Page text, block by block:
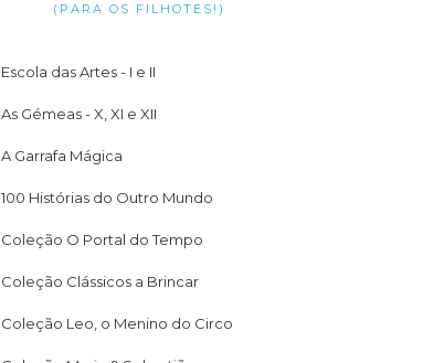
(PARA OS FILHOTES!)
Escola das Artes - I e II
As Gémeas - X, XI e XII
A Garrafa Mágica
100 Histórias do Outro Mundo
Coleção O Portal do Tempo
Coleção Clássicos a Brincar
Coleção Leo, o Menino do Circo